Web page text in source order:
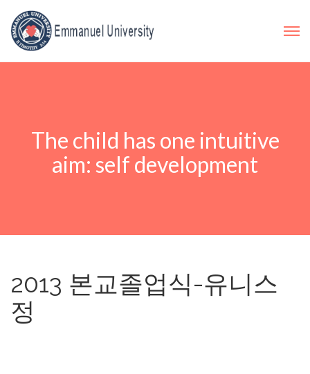
The child has one intuitive
aim: self development
2013 본교졸업식-유니스
정